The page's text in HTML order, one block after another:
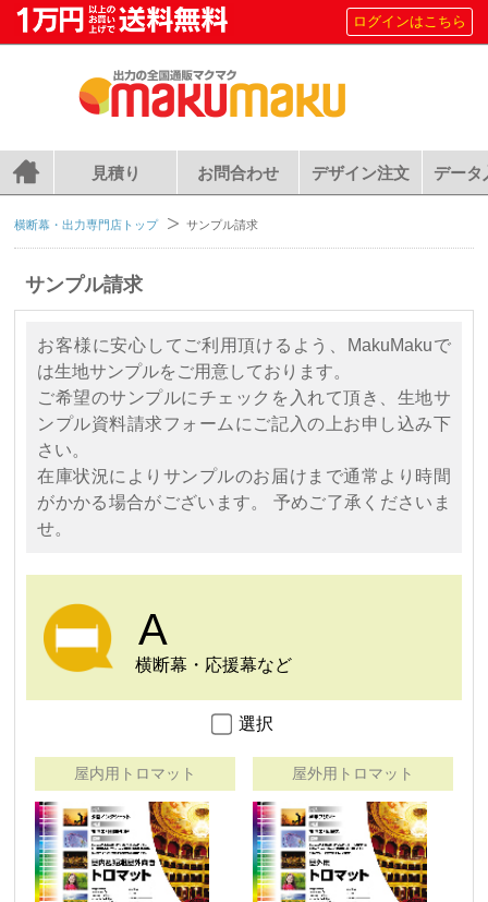
ログインはこちら
見積り お問合わせ デザイン注文 データ
横断幕・出力専門店トップ サンプル請求
サンプル請求
お客様に安心してご利用頂けるよう、MakuMakuで
は生地サンプルをご用意しております。
ご希望のサンプルにチェックを入れて頂き、生地サ
ンプル資料請求フォームにご記入の上お申し込み下
さい。
在庫状況によりサンプルのお届けまで通常より時間
がかかる場合がございます。 予めご了承くださいま
せ。
A
横断幕・応援幕など
選択
屋内用トロマット 屋外用トロマット